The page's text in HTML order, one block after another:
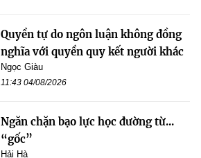
Quyền tự do ngôn luận không đồng
nghĩa với quyền quy kết người khác
Ngọc Giàu
11:43 04/08/2026
Ngăn chặn bạo lực học đường từ...
“gốc”
Hải Hà